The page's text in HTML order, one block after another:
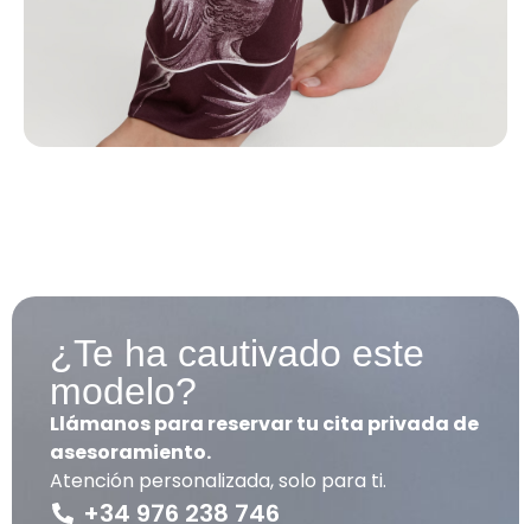
¿Te ha cautivado este
modelo?
Llámanos para reservar tu cita privada de
asesoramiento.
Atención personalizada, solo para ti.
+34 976 238 746